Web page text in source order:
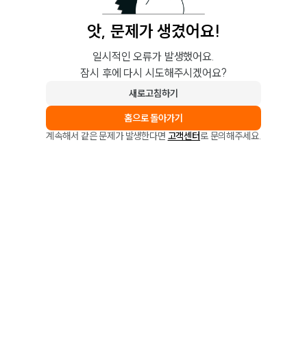
앗, 문제가 생겼어요!
일시적인 오류가 발생했어요.
잠시 후에 다시 시도해주시겠어요?
새로고침하기
홈으로 돌아가기
계속해서 같은 문제가 발생한다면 고객센터로 문의해주세요.